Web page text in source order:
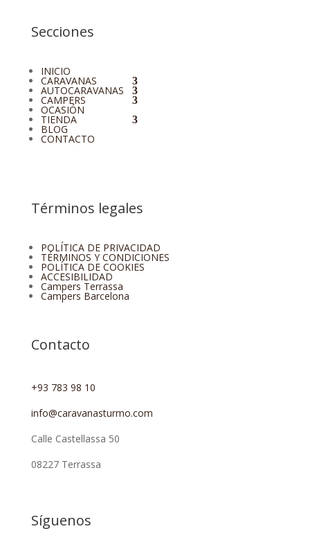
Secciones
INICIO
CARAVANAS
AUTOCARAVANAS
CAMPERS
OCASIÓN
TIENDA
BLOG
CONTACTO
Términos legales
POLÍTICA DE PRIVACIDAD
TÉRMINOS Y CONDICIONES
POLÍTICA DE COOKIES
ACCESIBILIDAD
Campers Terrassa
Campers Barcelona
Contacto
+93 783 98 10
info@caravanasturmo.com
Calle Castellassa 50
08227 Terrassa
Síguenos